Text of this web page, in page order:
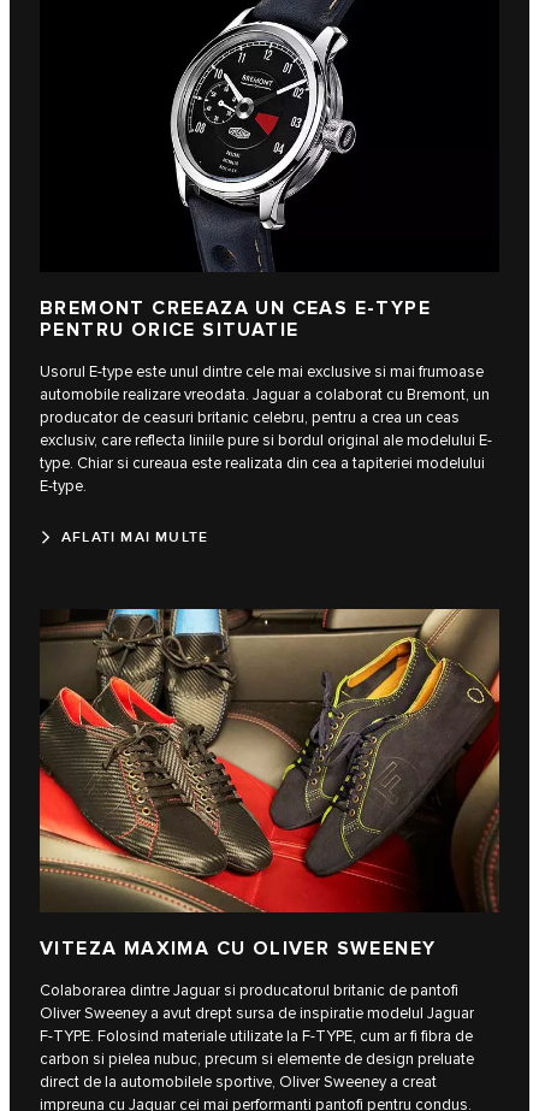
BREMONT CREEAZA UN CEAS E-TYPE
PENTRU ORICE SITUATIE
Usorul E-type este unul dintre cele mai exclusive si mai frumoase
automobile realizare vreodata. Jaguar a colaborat cu Bremont, un
producator de ceasuri britanic celebru, pentru a crea un ceas
exclusiv, care reflecta liniile pure si bordul original ale modelului E-
type. Chiar si cureaua este realizata din cea a tapiteriei modelului
E-type.
AFLATI MAI MULTE
VITEZA MAXIMA CU OLIVER SWEENEY
Colaborarea dintre Jaguar si producatorul britanic de pantofi
Oliver Sweeney a avut drept sursa de inspiratie modelul Jaguar
F‑TYPE. Folosind materiale utilizate la F-TYPE, cum ar fi fibra de
carbon si pielea nubuc, precum si elemente de design preluate
direct de la automobilele sportive, Oliver Sweeney a creat
impreuna cu Jaguar cei mai performanti pantofi pentru condus.